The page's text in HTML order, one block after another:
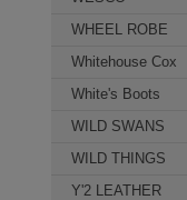
WHEEL ROBE
Whitehouse Cox
White's Boots
WILD SWANS
WILD THINGS
Y'2 LEATHER